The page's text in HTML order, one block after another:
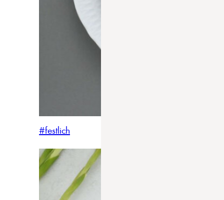
#festlich